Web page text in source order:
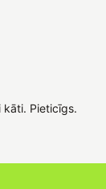
kāti. Pieticīgs.